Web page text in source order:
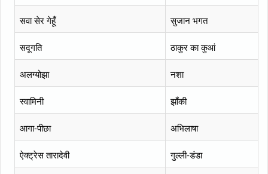
सवा सेर गेहूँ सुजान भगत
सदूगति ठाकुर का कुआं
अलग्योझा नशा
स्वामिनी झाँकी
आगा-पीछा अभिलाषा
ऐक्ट्रेस तारादेवी गुल्ली-डंडा